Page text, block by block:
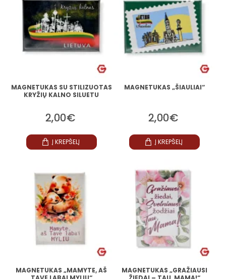
MAGNETUKAS SU STILIZUOTAS
KRYŽIŲ KALNO SILUETU
2,00€
Į KREPŠELĮ
MAGNETUKAS „ŠIAULIAI“
2,00€
Į KREPŠELĮ
MAGNETUKAS „MAMYTE, AŠ
MAGNETUKAS „GRAŽIAUSI